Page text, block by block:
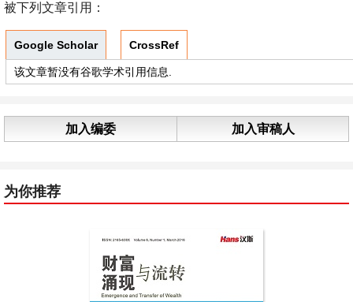
被下列文章引用：
Google Scholar CrossRef
该文章暂没有谷歌学术引用信息.
加入编委 加入审稿人
为你推荐